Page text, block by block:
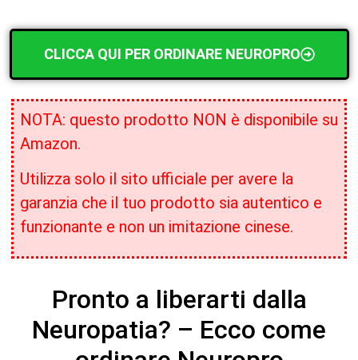
CLICCA QUI PER ORDINARE NEUROPRO
NOTA: questo prodotto NON è disponibile su
Amazon.
Utilizza solo il sito ufficiale per avere la
garanzia che il tuo prodotto sia autentico e
funzionante e non un imitazione cinese.
Pronto a liberarti dalla
Neuropatia? – Ecco come